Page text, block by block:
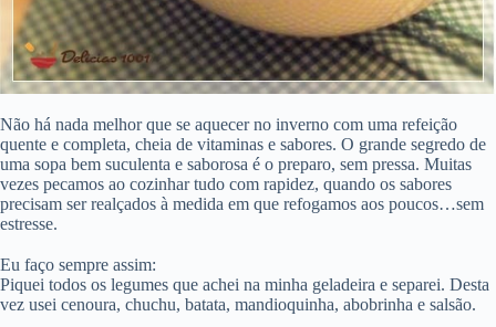
Não há nada melhor que se aquecer no inverno com uma refeição
quente e completa, cheia de vitaminas e sabores. O grande segredo de
uma sopa bem suculenta e saborosa é o preparo, sem pressa. Muitas
vezes pecamos ao cozinhar tudo com rapidez, quando os sabores
precisam ser realçados à medida em que refogamos aos poucos…sem
estresse.
Eu faço sempre assim:
Piquei todos os legumes que achei na minha geladeira e separei. Desta
vez usei cenoura, chuchu, batata, mandioquinha, abobrinha e salsão.